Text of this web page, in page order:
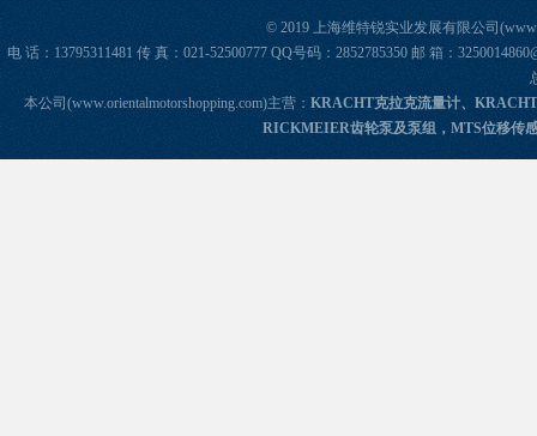
© 2019 上海维特锐实业发展有限公司
电 话：13795311481 传 真：021-52500777 QQ号码：2852785350 邮 箱：
本公司(www.orientalmotorshopping.com)主营： KRACHT克拉克流量计、
RICKMEIER齿轮泵及泵组，MTS位移传